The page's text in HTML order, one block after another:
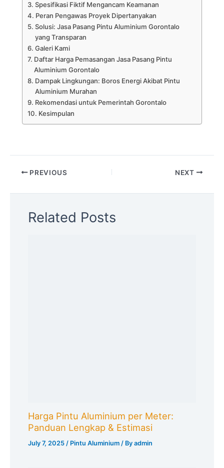
Spesifikasi Fiktif Mengancam Keamanan
Peran Pengawas Proyek Dipertanyakan
Solusi: Jasa Pasang Pintu Aluminium Gorontalo
yang Transparan
Galeri Kami
Daftar Harga Pemasangan Jasa Pasang Pintu
Aluminium Gorontalo
Dampak Lingkungan: Boros Energi Akibat Pintu
Aluminium Murahan
Rekomendasi untuk Pemerintah Gorontalo
Kesimpulan
PREVIOUS NEXT
Related Posts
Harga Pintu Aluminium per Meter:
Panduan Lengkap & Estimasi
July 7, 2025 / Pintu Aluminium / Byadmin